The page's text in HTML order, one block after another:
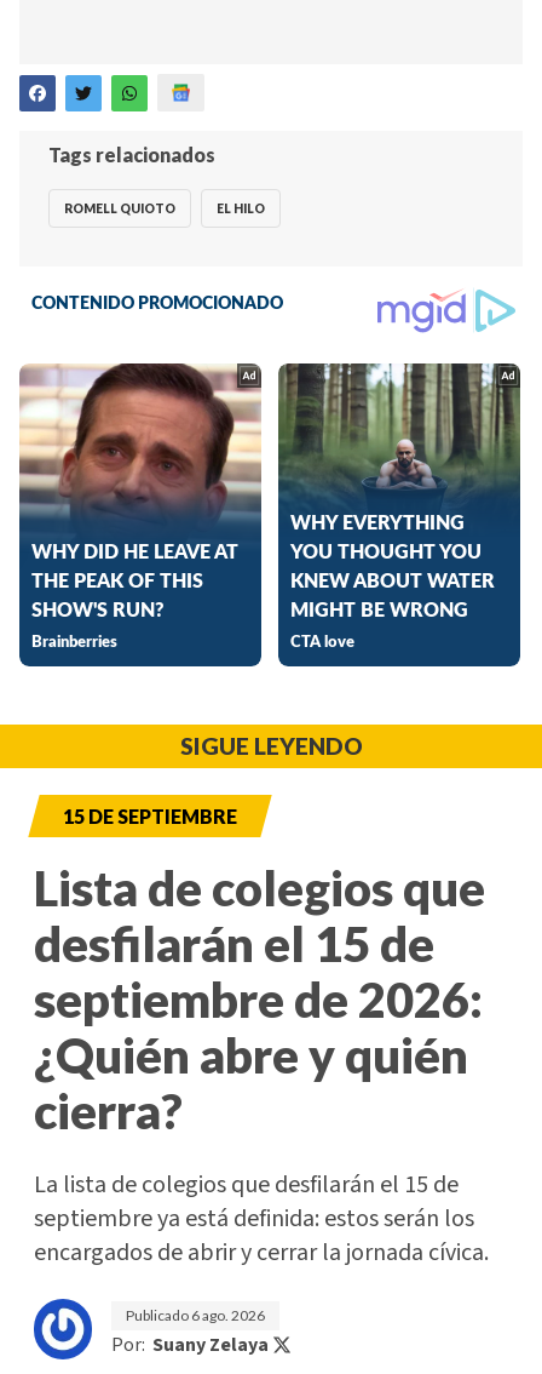
Tags relacionados
ROMELL QUIOTO EL HILO
SIGUE LEYENDO
15 DE SEPTIEMBRE
Lista de colegios que
desfilarán el 15 de
septiembre de 2026:
¿Quién abre y quién
cierra?
La lista de colegios que desfilarán el 15 de
septiembre ya está definida: estos serán los
encargados de abrir y cerrar la jornada cívica.
Publicado 6 ago. 2026
Por: Suany Zelaya